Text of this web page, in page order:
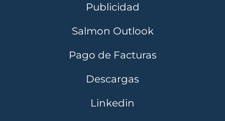
Publicidad
Salmon Outlook
Pago de Facturas
Descargas
Linkedin